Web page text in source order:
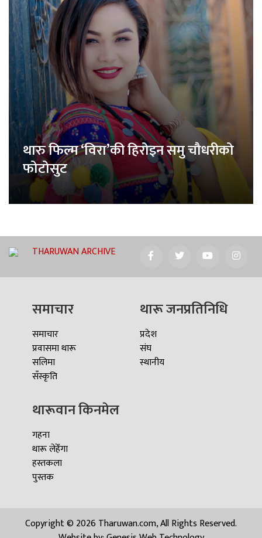
थारु फिल्म ‘विरा’की हिरोइन समु चौधरीको
फोटोसुट
THARUWAN ARCHIVE
समाचार
समाचार
प्रवासमा थारू
सलिमा
सँस्कृति
थारू जनप्रतिनिधि
प्रदेश
संघ
स्थानीय
थारूवान किनमेल
गहना
थारू लेहेँगा
हस्तकला
पुस्तक
Copyright © 2026 Tharuwan.com, All Rights Reserved.